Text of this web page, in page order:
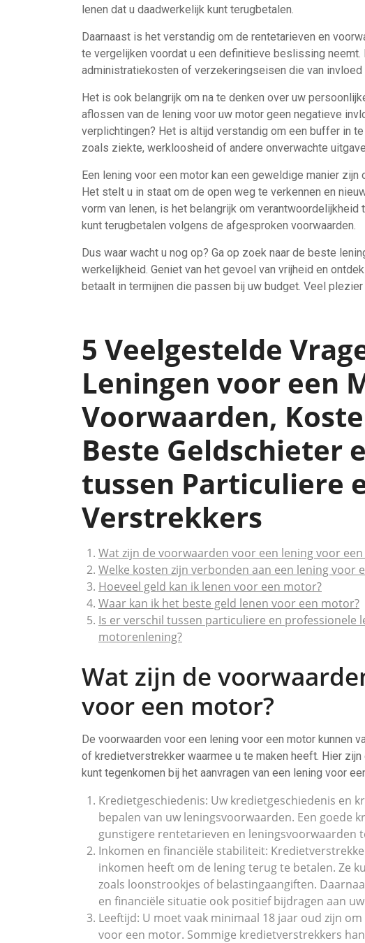
lenen dat u daadwerkelijk kunt terugbetalen.
Daarnaast is het verstandig om de rentetarieven en
te vergelijken voordat u een definitieve beslissing
administratiekosten of verzekeringseisen die van
Het is ook belangrijk om na te denken over uw
aflossen van de lening voor uw motor geen negatieve
verplichtingen? Het is altijd verstandig om een buffer in
zoals ziekte, werkloosheid of andere onverwachte
Een lening voor een motor kan een geweldige manier
Het stelt u in staat om de open weg te verkennen en
vorm van lenen, is het belangrijk om
kunt terugbetalen volgens de afgesproken voorwaarden.
Dus waar wacht u nog op? Ga op zoek naar de beste
werkelijkheid. Geniet van het gevoel van vrijheid en
betaalt in termijnen die passen bij uw budget. Veel
5 Veelgestelde
Leningen voor een
Voorwaarden,
Beste Geldschieter
tussen Particuliere
Verstrekkers
Wat zijn de voorwaarden voor een lening voor
Welke kosten zijn verbonden aan een lening voor
Hoeveel geld kan ik lenen voor een motor?
Waar kan ik het beste geld lenen voor een motor?
Is er verschil tussen particuliere en professionele
motorenlening?
Wat zijn de
voor een motor?
De voorwaarden voor een lening voor een motor kunnen
of kredietverstrekker waarmee u te maken heeft. Hier
kunt tegenkomen bij het aanvragen van een lening voor
Kredietgeschiedenis: Uw kredietgeschiedenis en
bepalen van uw leningsvoorwaarden. Een goede
gunstigere rentetarieven en leningsvoorwaarden
Inkomen en financiële stabiliteit:
inkomen heeft om de lening terug te betalen. Ze
zoals loonstrookjes of belastingaangiften.
en financiële situatie ook positief bijdragen aan
Leeftijd: U moet vaak minimaal 18 jaar oud zijn
voor een motor. Sommige kredietverstrekkers